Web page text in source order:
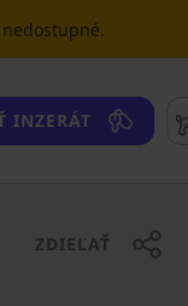
INZERÁT
ZDIEĽAŤ